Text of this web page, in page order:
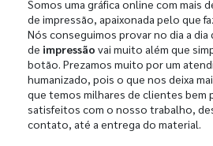
Somos uma gráfica online com mais
de impressão, apaixonada pelo que
Nós conseguimos provar no dia a
de impressão vai muito além que
botão. Prezamos muito por um
humanizado, pois o que nos deixa
que temos milhares de clientes bem
satisfeitos com o nosso trabalho,
contato, até a entrega do material.